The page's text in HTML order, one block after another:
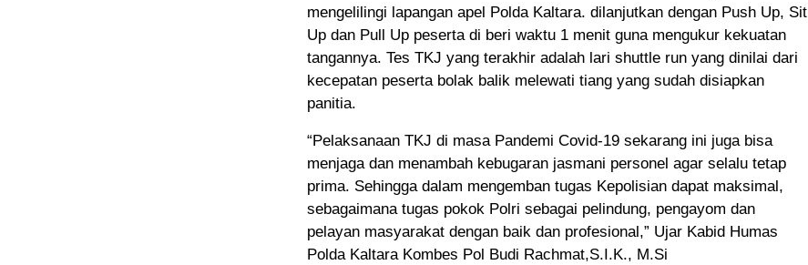
mengelilingi lapangan apel Polda Kaltara. dilanjutkan dengan Push Up, Sit
Up dan Pull Up peserta di beri waktu 1 menit guna mengukur kekuatan
tangannya. Tes TKJ yang terakhir adalah lari shuttle run yang dinilai dari
kecepatan peserta bolak balik melewati tiang yang sudah disiapkan
panitia.
“Pelaksanaan TKJ di masa Pandemi Covid-19 sekarang ini juga bisa
menjaga dan menambah kebugaran jasmani personel agar selalu tetap
prima. Sehingga dalam mengemban tugas Kepolisian dapat maksimal,
sebagaimana tugas pokok Polri sebagai pelindung, pengayom dan
pelayan masyarakat dengan baik dan profesional,” Ujar Kabid Humas
Polda Kaltara Kombes Pol Budi Rachmat,S.I.K., M.Si